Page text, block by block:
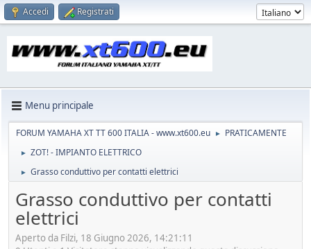
Accedi Registrati
Menu principale
FORUM YAMAHA XT TT 600 ITALIA - www.xt600.eu ► PRATICAMENTE
► ZOT! - IMPIANTO ELETTRICO
► Grasso conduttivo per contatti elettrici
Grasso conduttivo per contatti
elettrici
Aperto da Filzi, 18 Giugno 2026, 14:21:11